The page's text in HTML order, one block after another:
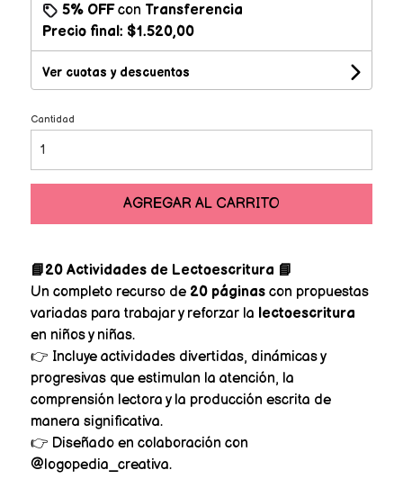
5% OFFcon Transferencia
Precio final: $1.520,00
Ver cuotas y descuentos
Cantidad
AGREGAR AL CARRITO
📘20 Actividades de Lectoescritura 📘
Un completo recurso de 20 páginascon propuestas
variadas para trabajar y reforzar la lectoescritura
en niños y niñas.
👉 Incluye actividades divertidas, dinámicas y
progresivas que estimulan la atención, la
comprensión lectora y la producción escrita de
manera significativa.
👉 Diseñado en colaboración con
@logopedia_creativa.